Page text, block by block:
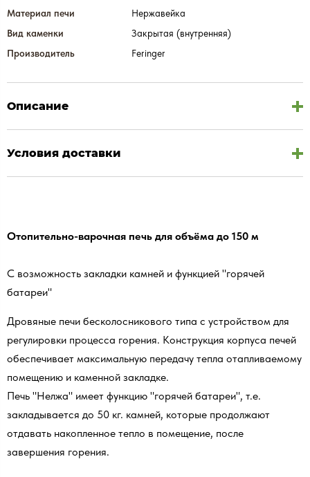
Материал печи
Нержавейка
Вид каменки
Закрытая (внутренняя)
Производитель
Feringer
Описание
Условия доставки
Отопительно-варочная печь для объёма до 150 м
С возможность закладки камней и функцией "горячей
батареи"
Дровяные печи бесколосникового типа с устройством для
регулировки процесса горения. Конструкция корпуса печей
обеспечивает максимальную передачу тепла отапливаемому
помещению и каменной закладке.
Печь "Нелжа" имеет функцию "горячей батареи", т.е.
закладывается до 50 кг. камней, которые продолжают
отдавать накопленное тепло в помещение, после
завершения горения.